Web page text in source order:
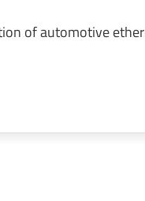
of automotive